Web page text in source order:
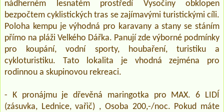
nádherném lesnatém prostředí Vysočiny obklopen
bezpočtem cyklistických tras se zajímavými turistickými cíli.
Poloha kempu je výhodná pro karavany a stany se stáním
přímo na pláži Velkého Dářka. Panují zde výborné podmínky
pro koupání, vodní sporty, houbaření, turistiku a
cykloturistiku. Tato lokalita je vhodná zejména pro
rodinnou a skupinovou rekreaci.
- K pronájmu je dřevěná maringotka pro MAX. 6 LIDÍ
(zásuvka, Lednice, vařič) , Osoba 200,-/noc. Pokud máte